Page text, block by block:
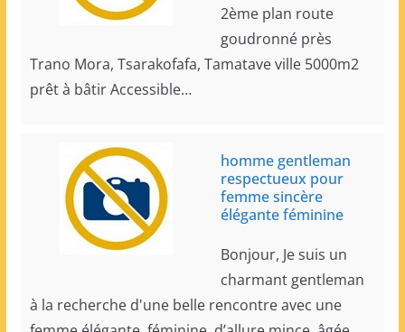
2ème plan route
goudronné près
Trano Mora, Tsarakofafa, Tamatave ville 5000m2
prêt à bâtir Accessible…
homme gentleman
respectueux pour
femme sincère
élégante féminine
Bonjour, Je suis un
charmant gentleman
à la recherche d'une belle rencontre avec une